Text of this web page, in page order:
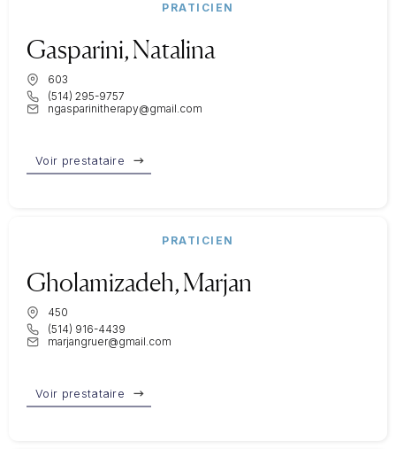
PRATICIEN
Gasparini, Natalina
603
(514) 295-9757
ngasparinitherapy@gmail.com
Voir prestataire
PRATICIEN
Gholamizadeh, Marjan
450
(514) 916-4439
marjangruer@gmail.com
Voir prestataire